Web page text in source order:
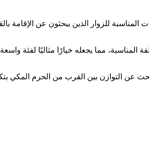
للزوار الذين يبحثون عن الإقامة
المناسبة، مما يجعله خيارًا مثاليًا لفئة